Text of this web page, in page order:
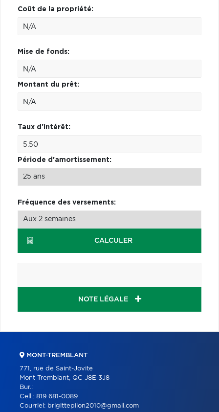
Coût de la propriété:
Mise de fonds:
Montant du prêt:
Taux d'intérêt:
Période d'amortissement:
Fréquence des versements:
CALCULER
NOTE LÉGALE
MONT-TREMBLANT
771, rue de Saint-Jovite
Mont-Tremblant, QC J8E 3J8
Bur.:
Cell.: 819 681-0089
Courriel: brigittepilon2010@gmail.com